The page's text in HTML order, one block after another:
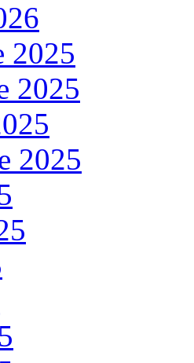
2025
2025
2025